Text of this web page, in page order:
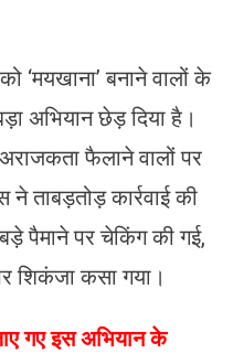
बनाने वालों के
अभियान छेड़ दिया है।
फैलाने वालों पर
कार्रवाई की
पैमाने पर चेकिंग की गई,
शिकंजा कसा गया।
गए इस अभियान के